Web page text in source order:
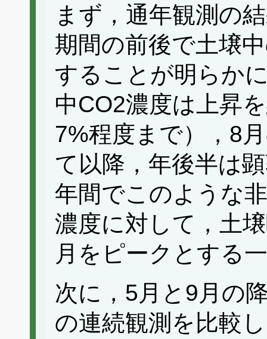
まず，通年観測の
期間の前後で土壌
することが明らか
中CO2濃度は上昇
7%程度まで），8
て以降，年後半は
年間でこのような
濃度に対して，土
月をピークとする
次に，5月と9月の
の連続観測を比較